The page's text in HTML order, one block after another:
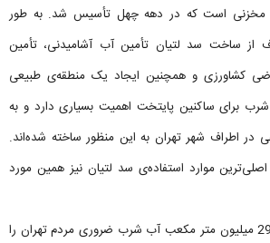
مخزنی است که در دهه چهل تأسیس شد. به طور
ساخت سد لتیان تأمین آب آشامیدنی، تأمین
کشاورزی و همچنین ایجاد یک منطقه‌ی طبیعی
برای ساکنین پایتخت اهمیت بسیاری دارد و به
اطراف شهر تهران به این منظور ساخته شده‌اند.
موارد استفاده‌ی سد لتیان نیز همین مورد
سد لتیان توانایی تأمین 290 میلیون متر مکعب آب شرب ضروری مردم تهران را